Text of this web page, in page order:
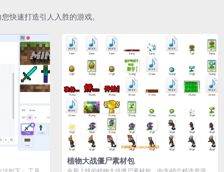
快速打造引人入胜的游戏。
植物大战僵尸素材包